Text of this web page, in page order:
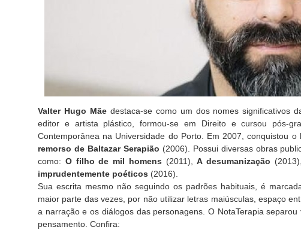
Valter Hugo Mãedestaca-se como um dos nomes significativos
editor e artista plástico, formou-se em Direito e cursou pós-
Contemporânea na Universidade do Porto. Em 2007, conquistou o
remorso de Baltazar Serapião (2006). Possui diversas obras
como: O filho de mil homens (2011),A desumanização (2013),
imprudentemente poéticos (2016).
Sua escrita mesmo não seguindo os padrões habituais, é
maior parte das vezes, por não utilizar letras maiúsculas, espaço
a narração e os diálogos das personagens. O NotaTerapia
pensamento. Confira: